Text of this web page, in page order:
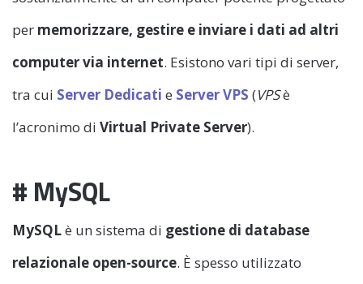
per memorizzare, gestire e inviare i dati ad altri
computer via internet. Esistono vari tipi di server,
tra cui Server Dedicati e Server VPS (VPSè
l’acronimo di Virtual Private Server).
# MySQL
MySQLè un sistema di gestione di database
relazionale open-source. È spesso utilizzato